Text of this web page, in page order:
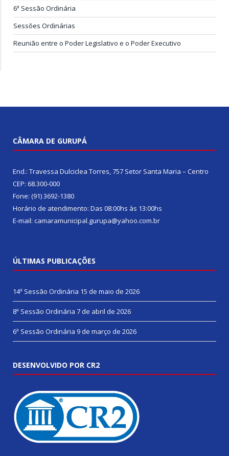
6ª Sessão Ordinária
Sessões Ordinárias
Reunião entre o Poder Legislativo e o Poder Executivo
CÂMARA DE GURUPÁ
End.: Travessa Dulciclea Torres, 757 Setor Santa Maria – Centro
CEP: 68.300-000
Fone: (91) 3692-1380
Horário de atendimento: Das 08:00hs às 13:00hs
E-mail: camaramunicipal.gurupa@yahoo.com.br
ÚLTIMAS PUBLICAÇÕES
14ª Sessão Ordinária 15 de maio de 2026
8ª Sessão Ordinária 7 de abril de 2026
6ª Sessão Ordinária 9 de março de 2026
DESENVOLVIDO POR CR2